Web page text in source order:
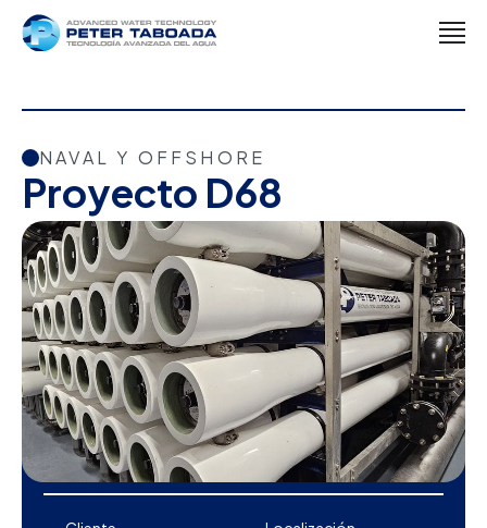
NAVAL Y OFFSHORE
Proyecto D68